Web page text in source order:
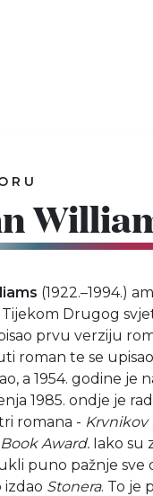
(1922.–1994.)
Tijekom Drugog
prvu verziju
roman te se
a 1954. godine je
1985. ondje je
romana - Krvnikov
Award. Iako su
puno pažnje sve
izdao Stonera. To je